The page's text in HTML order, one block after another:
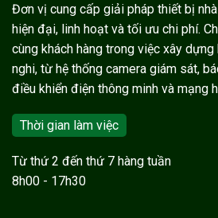
Đơn vị cung cấp giải pháp thiết bị
hiện đại, linh hoạt và tối ưu chi phí.
cùng khách hàng trong việc xây
nghi, từ hệ thống camera giám sát,
điều khiển điện thông minh và mạng
Thời gian làm việc
Từ thứ 2 đến thứ 7 hàng tuần
8h00 - 17h30